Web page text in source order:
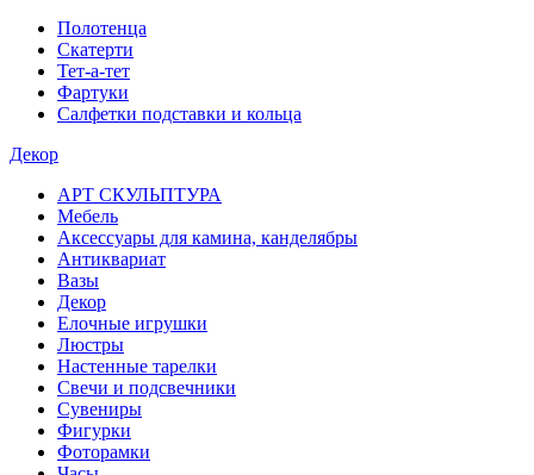
Полотенца
Скатерти
Тет-а-тет
Фартуки
Салфетки подставки и кольца
Декор
АРТ СКУЛЬПТУРА
Мебель
Аксессуары для камина, канделябры
Антиквариат
Вазы
Декор
Елочные игрушки
Люстры
Настенные тарелки
Свечи и подсвечники
Сувениры
Фигурки
Фоторамки